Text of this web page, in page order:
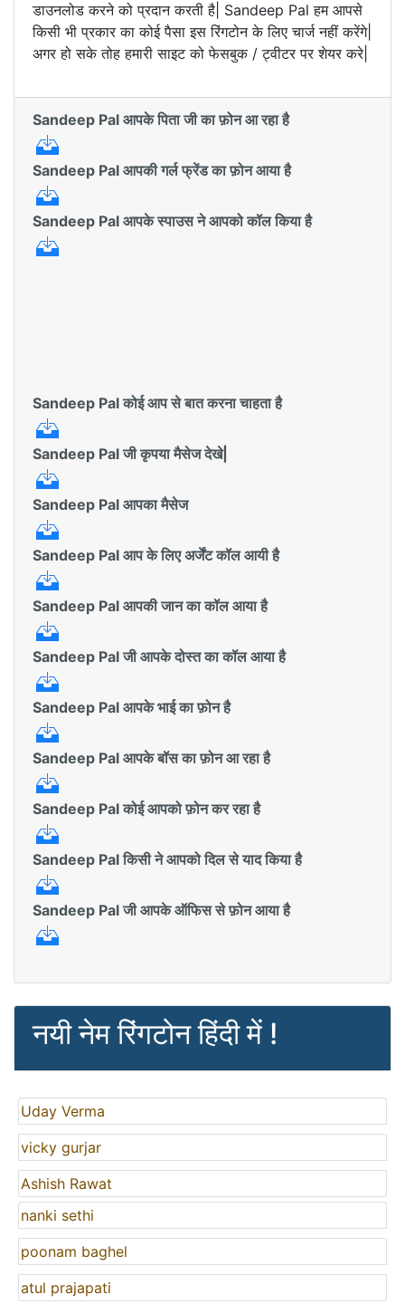
डाउनलोड करने को प्रदान करती है| Sandeep Pal हम आपसे
किसी भी प्रकार का कोई पैसा इस रिंगटोन के लिए चार्ज नहीं करेंगे|
अगर हो सके तोह हमारी साइट को फेसबुक / ट्वीटर पर शेयर करे|
Sandeep Pal आपके पिता जी का फ़ोन आ रहा है
Sandeep Pal आपकी गर्ल फ्रेंड का फ़ोन आया है
Sandeep Pal आपके स्पाउस ने आपको कॉल किया है
Sandeep Pal कोई आप से बात करना चाहता है
Sandeep Pal जी कृपया मैसेज देखे|
Sandeep Pal आपका मैसेज
Sandeep Pal आप के लिए अर्जेंट कॉल आयी है
Sandeep Pal आपकी जान का कॉल आया है
Sandeep Pal जी आपके दोस्त का कॉल आया है
Sandeep Pal आपके भाई का फ़ोन है
Sandeep Pal आपके बॉस का फ़ोन आ रहा है
Sandeep Pal कोई आपको फ़ोन कर रहा है
Sandeep Pal किसी ने आपको दिल से याद किया है
Sandeep Pal जी आपके ऑफिस से फ़ोन आया है
नयी नेम रिंगटोन हिंदी में !
Uday Verma
vicky gurjar
Ashish Rawat
nanki sethi
poonam baghel
atul prajapati